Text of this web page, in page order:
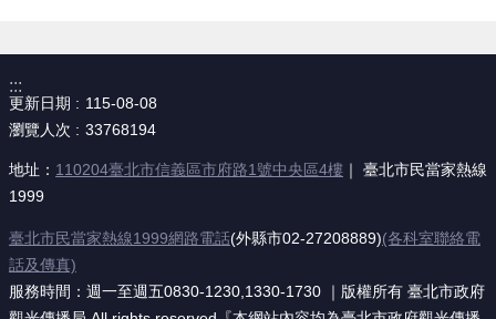
:::
更新日期
115-08-08
瀏覽人次
33768194
地址： 110204臺北市信義區市府路1號中央區4樓 ｜ 臺北市民當家熱線
1999
臺北市民當家熱線1999網路電話(外縣市02-27208889)(各科室聯絡電
話及傳真)
服務時間：週一至週五0830-1230,1330-1730 ｜版權所有 臺北市政府